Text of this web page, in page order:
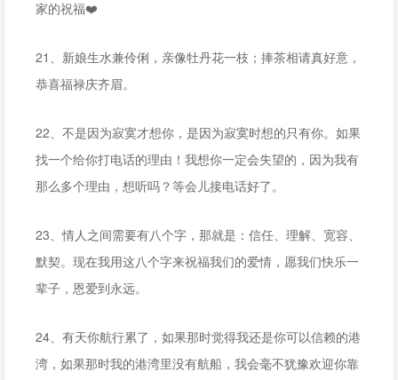
家的祝福❤️
21、新娘生水兼伶俐，亲像牡丹花一枝；捧茶相请真好意，
恭喜福禄庆齐眉。
22、不是因为寂寞才想你，是因为寂寞时想的只有你。如果
找一个给你打电话的理由！我想你一定会失望的，因为我有
那么多个理由，想听吗？等会儿接电话好了。
23、情人之间需要有八个字，那就是：信任、理解、宽容、
默契。现在我用这八个字来祝福我们的爱情，愿我们快乐一
辈子，恩爱到永远。
24、有天你航行累了，如果那时觉得我还是你可以信赖的港
湾，如果那时我的港湾里没有航船，我会毫不犹豫欢迎你靠